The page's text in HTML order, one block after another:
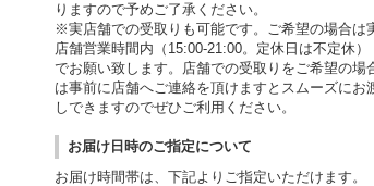
りますので予めご了承ください。
※実店舗での受取りも可能です。ご希望の場合は
店舗営業時間内（15:00-21:00。定休日は不定休）
でお願い致します。店舗での受取りをご希望の場
は事前に店舗へご連絡を頂けますとスムーズにお
しできますのでぜひご利用ください。
お届け日時のご指定について
お届け時間帯は、下記よりご指定いただけます。